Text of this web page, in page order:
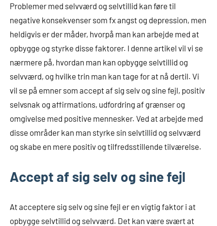
Problemer med selvværd og selvtillid kan føre til
negative konsekvenser som fx angst og depression, men
heldigvis er der måder, hvorpå man kan arbejde med at
opbygge og styrke disse faktorer. I denne artikel vil vi se
nærmere på, hvordan man kan opbygge selvtillid og
selvværd, og hvilke trin man kan tage for at nå dertil. Vi
vil se på emner som accept af sig selv og sine fejl, positiv
selvsnak og affirmations, udfordring af grænser og
omgivelse med positive mennesker. Ved at arbejde med
disse områder kan man styrke sin selvtillid og selvværd
og skabe en mere positiv og tilfredsstillende tilværelse.
Accept af sig selv og sine fejl
At acceptere sig selv og sine fejl er en vigtig faktor i at
opbygge selvtillid og selvværd. Det kan være svært at